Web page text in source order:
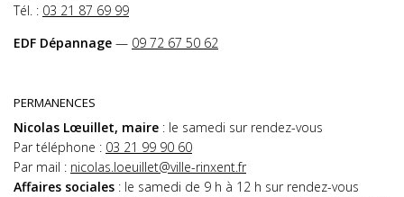
Tél. : 03 21 87 69 99
EDF Dépannage — 09 72 67 50 62
PERMANENCES
Nicolas Lœuillet, maire : le samedi sur rendez-vous
Par téléphone : 03 21 99 90 60
Par mail : nicolas.loeuillet@ville-rinxent.fr
Affaires sociales : le samedi de 9 h à 12 h sur rendez-vous